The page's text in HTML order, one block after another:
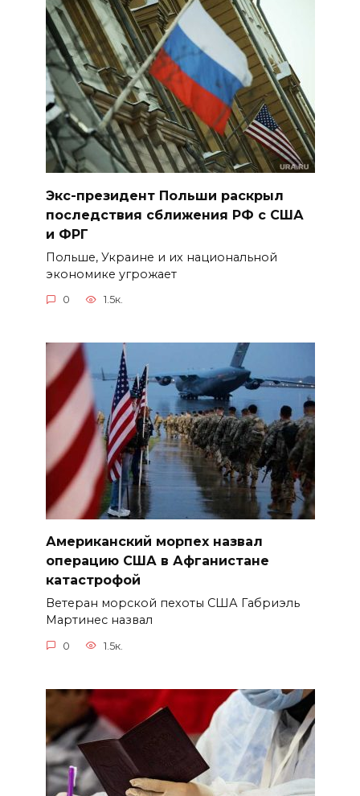
Экс-президент Польши раскрыл
последствия сближения РФ с США
и ФРГ
Польше, Украине и их национальной
экономике угрожает
0 1.5к.
Американский морпех назвал
операцию США в Афганистане
катастрофой
Ветеран морской пехоты США Габриэль
Мартинес назвал
0 1.5к.